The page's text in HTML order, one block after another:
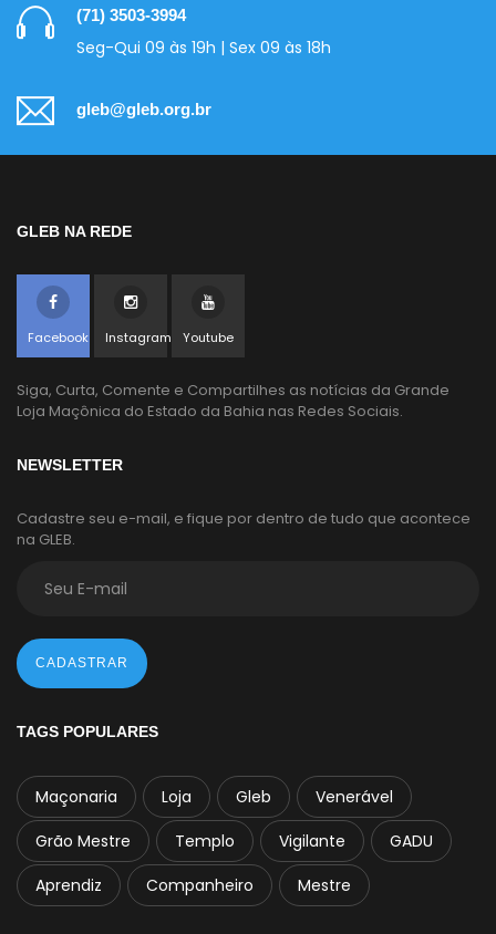
(71) 3503-3994
Seg-Qui 09 às 19h | Sex 09 às 18h
gleb@gleb.org.br
GLEB NA REDE
Facebook Instagram Youtube
Siga, Curta, Comente e Compartilhes as notícias da Grande
Loja Maçônica do Estado da Bahia nas Redes Sociais.
NEWSLETTER
Cadastre seu e-mail, e fique por dentro de tudo que acontece
na GLEB.
CADASTRAR
TAGS POPULARES
Maçonaria Loja Gleb
Venerável
Grão Mestre
Templo Vigilante
GADU
Aprendiz
Companheiro Mestre